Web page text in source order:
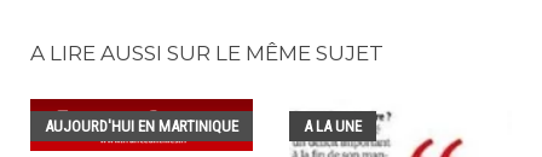
A LIRE AUSSI SUR LE MÊME SUJET
AUJOURD'HUI EN MARTINIQUE A LA UNE